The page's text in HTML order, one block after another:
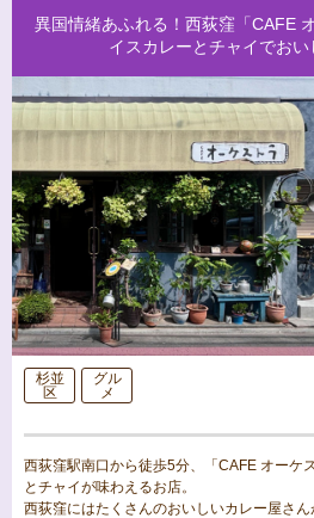
異国情緒あふれる！西荻窪「CAFE
イスカレーとチャイでお
杉並
区
グル
メ
西荻窪駅南口から徒歩5分、「CAFE オーケ
とチャイが味わえるお店。
西荻窪にはたくさんのおいしいカレー屋さ